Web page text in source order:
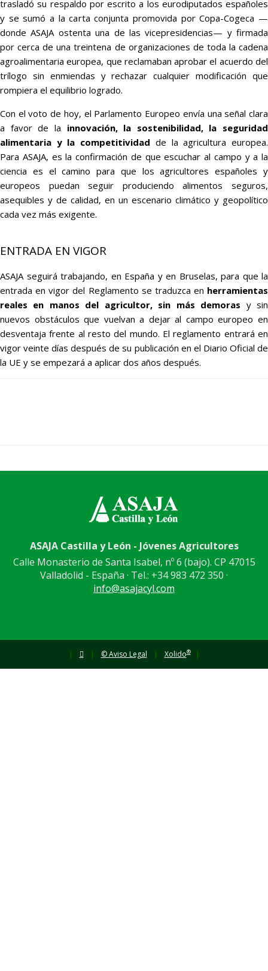
trasladó su respaldo por escrito a los eurodiputados españoles
y se sumó a la carta conjunta promovida por Copa-Cogeca —
donde ASAJA ostenta una de las vicepresidencias— y firmada
por cerca de una treintena de organizaciones de toda la cadena
agroalimentaria europea, que reclamaban aprobar el acuerdo del
trílogo sin enmiendas y rechazar cualquier modificación que
rompiera el equilibrio logrado.
Con el voto de hoy, el Parlamento Europeo envía una señal clara
a favor de la innovación, la sostenibilidad, la seguridad
alimentaria y la competitividad de la agricultura europea.
Para ASAJA, es la confirmación de que escuchar al campo y a la
ciencia es el camino para que los agricultores españoles y
europeos puedan seguir produciendo alimentos seguros,
asequibles y de calidad, en un escenario climático y geopolítico
cada vez más exigente.
ENTRADA EN VIGOR
ASAJA seguirá trabajando, en España y en Bruselas, para que la
entrada en vigor del Reglamento se traduzca en herramientas
reales en manos del agricultor, sin más demoras y sin
nuevos obstáculos que vuelvan a dejar al campo europeo en
desventaja frente al resto del mundo. El reglamento entrará en
vigor veinte días después de su publicación en el Diario Oficial de
la UE y se empezará a aplicar dos años después.
ASAJA Castilla y León - Jóvenes Agricultores
Calle Monasterio de Santa Isabel, nº 6 (bajo). CP 47015
Valladolid - España · Tel.: +34 983 472 350 ·
info@asajacyl.com
| | © Aviso Legal | Xolido® |